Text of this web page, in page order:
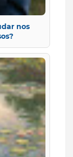
nos